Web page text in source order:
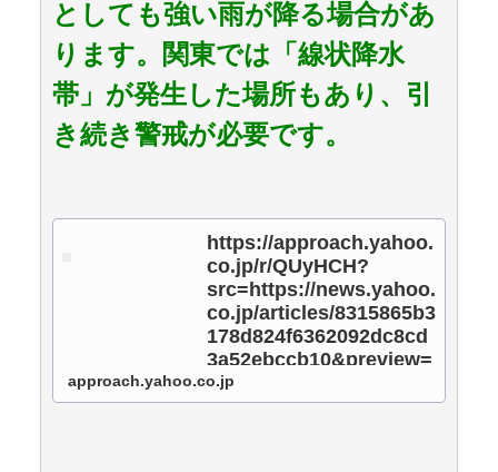
としても強い雨が降る場合があ
ります。関東では「線状降水
帯」が発生した場所もあり、引
き続き警戒が必要です。
https://approach.yahoo.
co.jp/r/QUyHCH?
src=https://news.yahoo.
co.jp/articles/8315865b3
178d824f6362092dc8cd
3a52ebccb10&preview=
auto
approach.yahoo.co.jp